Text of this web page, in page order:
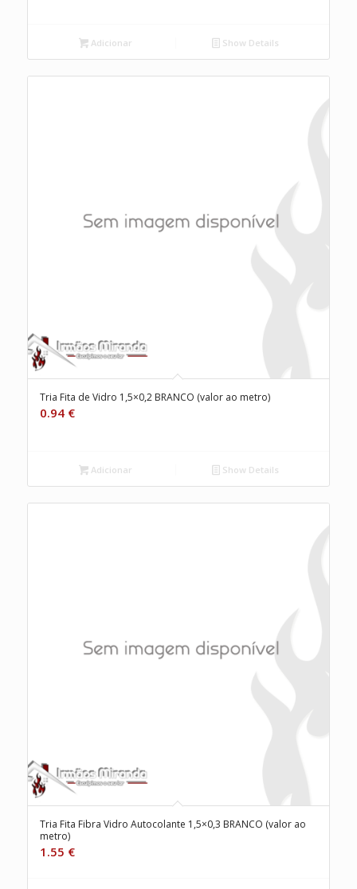
Adicionar Show Details
Tria Fita de Vidro 1,5×0,2 BRANCO (valor ao metro)
0.94 €
Adicionar Show Details
Tria Fita Fibra Vidro Autocolante 1,5×0,3 BRANCO (valor ao
metro)
1.55 €